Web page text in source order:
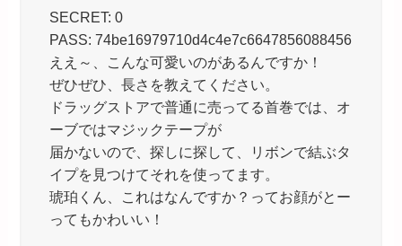
SECRET: 0
PASS: 74be16979710d4c4e7c6647856088456
ええ～、こんな可愛いのがあるんですか！
ぜひぜひ、長さを教えてください。
ドラッグストアで普通に売ってる首巻では、オ
ーブではマジックテープが
届かないので、探しに探して、リボンで結ぶタ
イプを見つけてそれを使ってます。
琥珀くん、これはなんですか？ってお顔がとー
ってもかわいい！